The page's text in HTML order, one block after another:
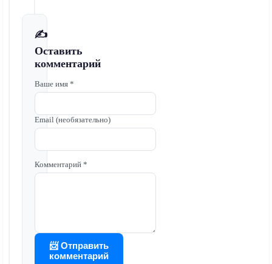
✍️
Оставить
комментарий
Ваше имя *
Email (необязательно)
Комментарий *
📨 Отправить
комментарий